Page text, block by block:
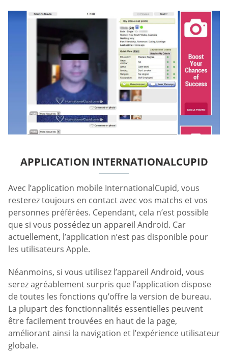
APPLICATION INTERNATIONALCUPID
Avec l’application mobile InternationalCupid, vous
resterez toujours en contact avec vos matchs et vos
personnes préférées. Cependant, cela n’est possible
que si vous possédez un appareil Android. Car
actuellement, l’application n’est pas disponible pour
les utilisateurs Apple.
Néanmoins, si vous utilisez l’appareil Android, vous
serez agréablement surpris que l’application dispose
de toutes les fonctions qu’offre la version de bureau.
La plupart des fonctionnalités essentielles peuvent
être facilement trouvées en haut de la page,
améliorant ainsi la navigation et l’expérience utilisateur
globale.